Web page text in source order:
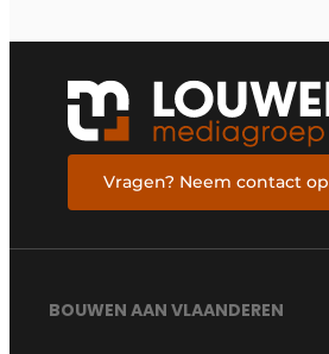
Vragen? Neem contact op
BOUWEN AAN VLAANDEREN